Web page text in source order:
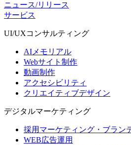
ニュース/リリース
サービス
UI/UXコンサルティング
AIメモリアル
Webサイト制作
動画制作
アクセシビリティ
クリエイティブデザイン
デジタルマーケティング
採用マーケティング・ブラン
WEB広告運用